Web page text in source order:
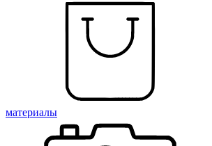
материалы